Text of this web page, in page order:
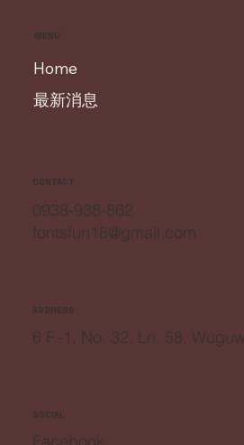
MENU
Home
最新消息
0938-938-862
fontsfun18@gmail.com
CONTACT
ADDRESS
6 F.-1, No. 32, Ln. 58,
SOCIAL